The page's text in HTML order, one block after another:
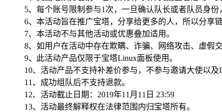
5、每个账号限制参与1次，一旦确认队长或者队员身份
6、本活动旨在推广宝塔，分享给更多的人，所以分享
7、本活动不与其他活动或优惠叠加适用。
8、如用户在活动中存在欺瞒、诈骗、网络攻击、虚假
9、此活动产品仅限于宝塔Linux面板使用。
10、活动产品不支持补差价参与，不参与邀请大使以及
11、成功组队后不支持退款。
12、活动截止日期：2019年11月11日 23:59
13、活动最终解释权在法律范围内归宝塔所有。